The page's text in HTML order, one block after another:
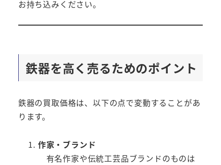
お持ち込みください。
鉄器を高く売るためのポイント
鉄器の買取価格は、以下の点で変動することがあ
ります。
作家・ブランド
有名作家や伝統工芸品ブランドのものは